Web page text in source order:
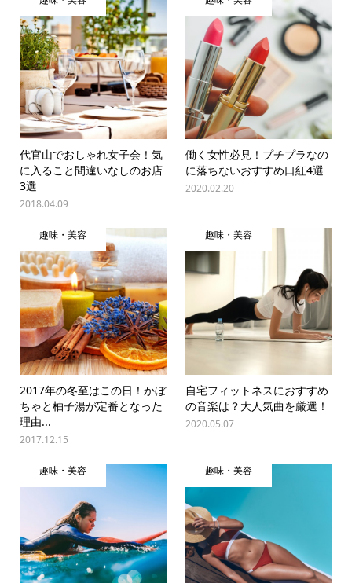
代官山でおしゃれ女子会！気
に入ること間違いなしのお店
3選
2018.04.09
働く女性必見！プチプラなの
に落ちないおすすめ口紅4選
2020.02.20
趣味・美容
2017年の冬至はこの日！かぼ
ちゃと柚子湯が定番となった
理由...
2017.12.15
趣味・美容
自宅フィットネスにおすすめ
の音楽は？大人気曲を厳選！
2020.05.07
趣味・美容 趣味・美容